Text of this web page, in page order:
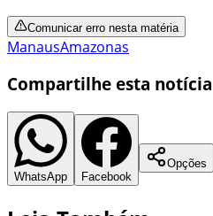
Comunicar erro nesta matéria
ManausAmazonas
Compartilhe esta notícia
WhatsApp Facebook
Opções